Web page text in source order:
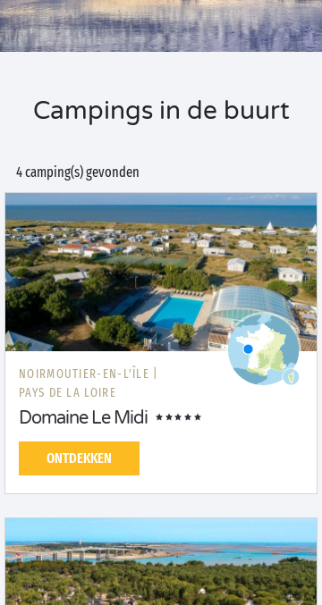
Campings in de buurt
4 camping(s) gevonden
NOIRMOUTIER-EN-L'ÎLE |
PAYS DE LA LOIRE
Domaine Le Midi
ONTDEKKEN